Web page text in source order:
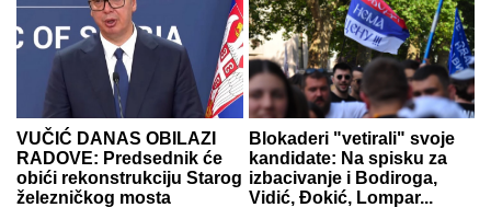
VUČIĆ DANAS OBILAZI
RADOVE: Predsednik će
obići rekonstrukciju Starog
železničkog mosta
Blokaderi "vetirali" svoje
kandidate: Na spisku za
izbacivanje i Bodiroga,
Vidić, Đokić, Lompar...